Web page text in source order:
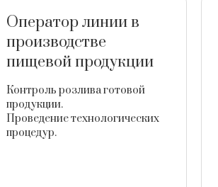
Оператор линии в
производстве
пищевой продукции
Контроль розлива готовой
продукции.
Проведение технологических
процедур.